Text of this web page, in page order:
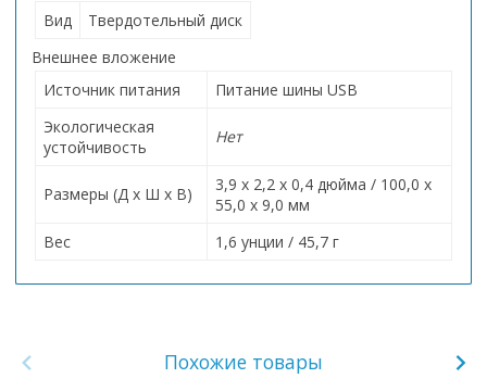
Вид
Твердотельный диск
Внешнее вложение
Источник питания
Питание шины USB
Экологическая
устойчивость
Нет
Размеры (Д х Ш х В)
3,9 х 2,2 х 0,4 дюйма / 100,0 х
55,0 х 9,0 мм
Вес
1,6 унции / 45,7 г
Похожие товары